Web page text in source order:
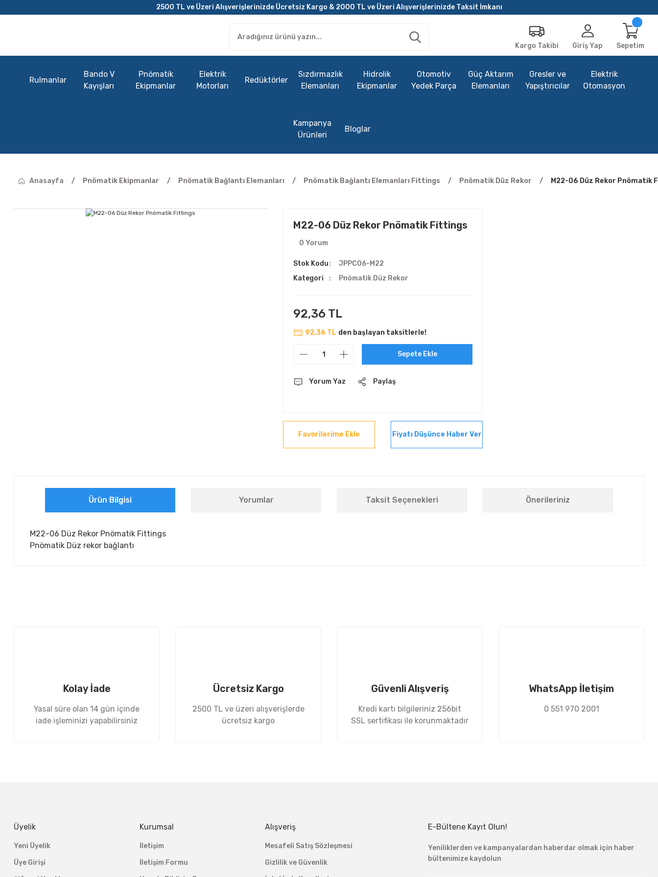
2500 TL ve Üzeri Alışverişlerinizde Ücretsiz Kargo & 2000 TL ve Üzeri Alışverişlerinizde Taksit İmkanı
Kargo Takibi Giriş Yap Sepetim
Rulmanlar
Bando V
Kayışları
Pnömatik
Ekipmanlar
Elektrik
Motorları
Redüktörler
Sızdırmazlık
Elemanları
Hidrolik
Ekipmanlar
Otomotiv
Yedek Parça
Güç Aktarım
Elemanları
Gresler ve
Yapıştırıcılar
Elektrik
Otomasyon
Kampanya
Ürünleri
Bloglar
Anasayfa Pnömatik Ekipmanlar Pnömatik Bağlantı Elemanları Pnömatik Bağlantı Elemanları Fittings Pnömatik Düz Rekor M22-06 Düz Rekor Pnömatik
M22-06 Düz Rekor Pnömatik Fittings
0 Yorum
Stok Kodu
JPPC06-M22
Kategori
Pnömatik Düz Rekor
92,36 TL
92,36 TL den başlayan taksitlerle!
Sepete Ekle
Yorum Yaz Paylaş
Fiyatı Düşünce Haber Ver
Ürün Bilgisi Yorumlar Taksit Seçenekleri Önerileriniz
M22-06 Düz Rekor Pnömatik Fittings
Pnömatik Düz rekor bağlantı
Kolay İade
Yasal süre olan 14 gün içinde
iade işleminizi yapabilirsiniz
Ücretsiz Kargo
2500 TL ve üzeri alışverişlerde
ücretsiz kargo
Güvenli Alışveriş
Kredi kartı bilgileriniz 256bit
SSL sertifikası ile korunmaktadır
WhatsApp İletişim
0 551 970 2001
Üyelik
Yeni Üyelik
Üye Girişi
Kurumsal
İletişim
İletişim Formu
Alışveriş
Mesafeli Satış Sözleşmesi
Gizlilik ve Güvenlik
E-Bültene Kayıt Olun!
Yeniliklerden ve kampanyalardan haberdar olmak için haber
bültenimize kaydolun